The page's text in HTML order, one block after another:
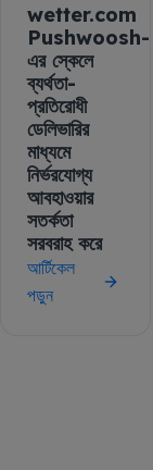
wetter.com
Pushwoosh-
এর স্কেলে
ব্যর্থতা-
প্রতিরোধী
ডেলিভারির
মাধ্যমে
নির্ভরযোগ্য
আবহাওয়ার
সতর্কতা
সরবরাহ করে
আর্টিকেল
পড়ুন